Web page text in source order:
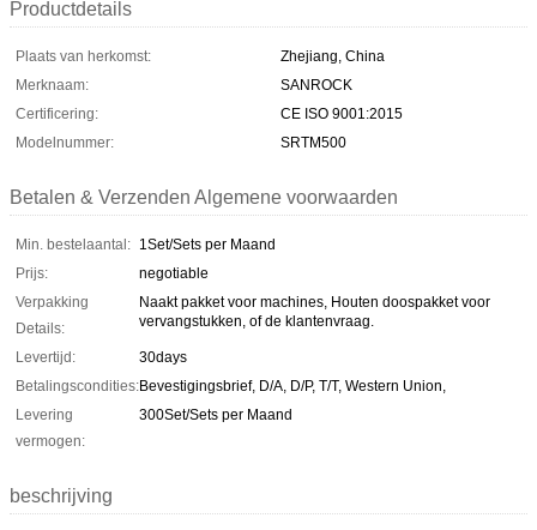
Productdetails
Plaats van herkomst:
Zhejiang, China
Merknaam:
SANROCK
Certificering:
CE ISO 9001:2015
Modelnummer:
SRTM500
Betalen & Verzenden Algemene voorwaarden
Min. bestelaantal: 1Set/Sets per Maand
Prijs:
negotiable
Verpakking
Details:
Naakt pakket voor machines, Houten doospakket voor
vervangstukken, of de klantenvraag.
Levertijd:
30days
Betalingscondities:Bevestigingsbrief, D/A, D/P, T/T, Western Union,
Levering
vermogen:
300Set/Sets per Maand
beschrijving